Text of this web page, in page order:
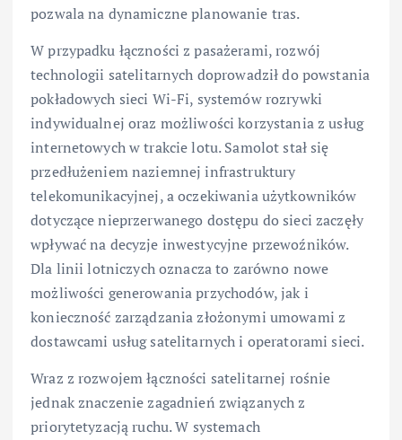
pozwala na dynamiczne planowanie tras.
W przypadku łączności z pasażerami, rozwój
technologii satelitarnych doprowadził do powstania
pokładowych sieci Wi-Fi, systemów rozrywki
indywidualnej oraz możliwości korzystania z usług
internetowych w trakcie lotu. Samolot stał się
przedłużeniem naziemnej infrastruktury
telekomunikacyjnej, a oczekiwania użytkowników
dotyczące nieprzerwanego dostępu do sieci zaczęły
wpływać na decyzje inwestycyjne przewoźników.
Dla linii lotniczych oznacza to zarówno nowe
możliwości generowania przychodów, jak i
konieczność zarządzania złożonymi umowami z
dostawcami usług satelitarnych i operatorami sieci.
Wraz z rozwojem łączności satelitarnej rośnie
jednak znaczenie zagadnień związanych z
priorytetyzacją ruchu. W systemach